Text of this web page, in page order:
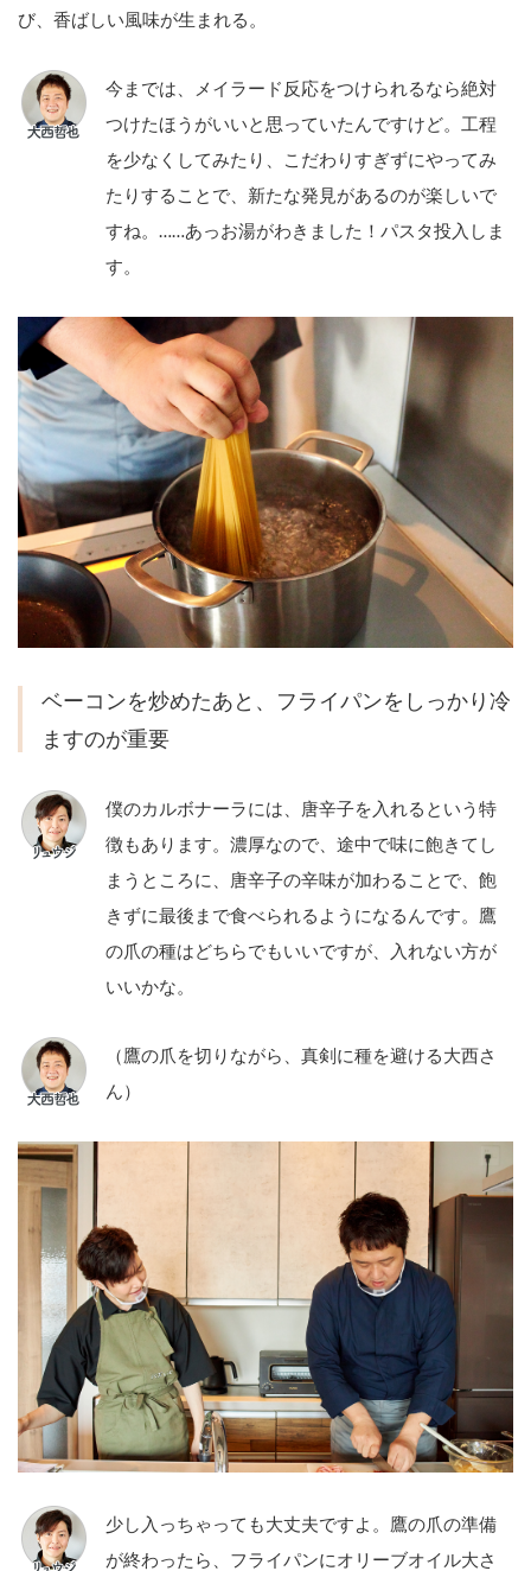
び、香ばしい風味が生まれる。
今までは、メイラード反応をつけられるなら絶対
つけたほうがいいと思っていたんですけど。工程
を少なくしてみたり、こだわりすぎずにやってみ
たりすることで、新たな発見があるのが楽しいで
すね。……あっお湯がわきました！パスタ投入しま
す。
ベーコンを炒めたあと、フライパンをしっかり冷
ますのが重要
僕のカルボナーラには、唐辛子を入れるという特
徴もあります。濃厚なので、途中で味に飽きてし
まうところに、唐辛子の辛味が加わることで、飽
きずに最後まで食べられるようになるんです。鷹
の爪の種はどちらでもいいですが、入れない方が
いいかな。
（鷹の爪を切りながら、真剣に種を避ける大西さ
ん）
少し入っちゃっても大丈夫ですよ。鷹の爪の準備
が終わったら、フライパンにオリーブオイル大さ